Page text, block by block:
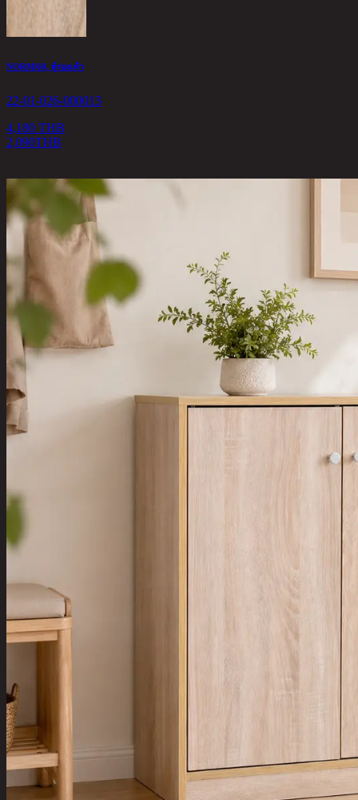
NORM/60, ตู้รองเท้า
22-01-026-000013
4,180 THB
2,090THB